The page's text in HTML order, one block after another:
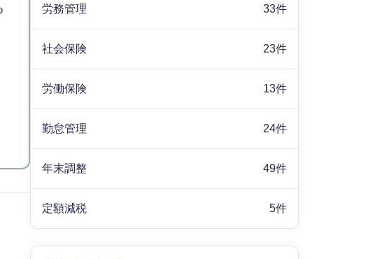
労務管理 33件
社会保険 23件
労働保険 13件
勤怠管理 24件
年末調整 49件
定額減税 5件